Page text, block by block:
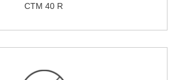
CTM 40 R